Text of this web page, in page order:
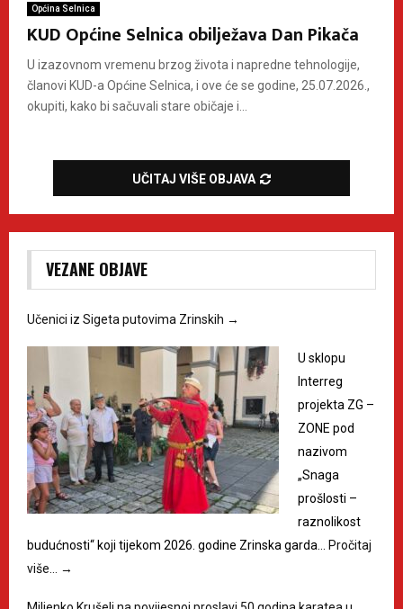
Općina Selnica
KUD Općine Selnica obilježava Dan Pikača
U izazovnom vremenu brzog života i napredne tehnologije,
članovi KUD-a Općine Selnica, i ove će se godine, 25.07.2026.,
okupiti, kako bi sačuvali stare običaje i...
UČITAJ VIŠE OBJAVA
VEZANE OBJAVE
Učenici iz Sigeta putovima Zrinskih →
U sklopu
Interreg
projekta ZG –
ZONE pod
nazivom
„Snaga
prošlosti –
raznolikost
budućnosti“ koji tijekom 2026. godine Zrinska garda… Pročitaj
više…
→